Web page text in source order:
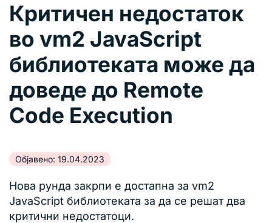
Критичен недостаток
во vm2 JavaScript
библиотеката може да
доведе до Remote
Code Execution
Објавено: 19.04.2023
Нова рунда закрпи е достапна за vm2
JavaScript библиотеката за да се решат два
критични недостатоци.